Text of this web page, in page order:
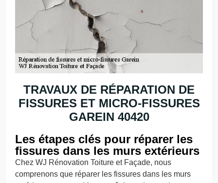
TRAVAUX DE RÉPARATION DE
FISSURES ET MICRO-FISSURES
GAREIN 40420
Les étapes clés pour réparer les
fissures dans les murs extérieurs
Chez WJ Rénovation Toiture et Façade, nous
comprenons que réparer les fissures dans les murs